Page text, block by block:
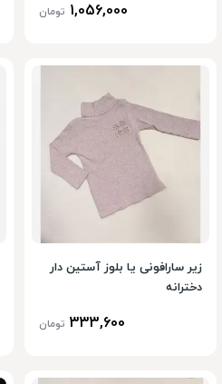
1,056,000 تومان
زیر سارافونی یا بلوز آستین دار
دخترانه
333,600 تومان